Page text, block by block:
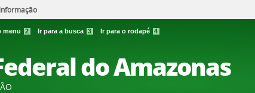
menu 2 Ir para a busca 3 Ir para o rodapé 4
do Amazonas